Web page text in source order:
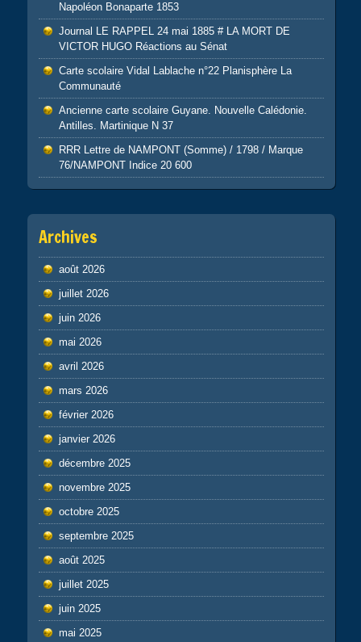
Napoléon Bonaparte 1853
Journal LE RAPPEL 24 mai 1885 # LA MORT DE
VICTOR HUGO Réactions au Sénat
Carte scolaire Vidal Lablache n°22 Planisphère La
Communauté
Ancienne carte scolaire Guyane. Nouvelle Calédonie.
Antilles. Martinique N 37
RRR Lettre de NAMPONT (Somme) / 1798 / Marque
76/NAMPONT Indice 20 600
Archives
août 2026
juillet 2026
juin 2026
mai 2026
avril 2026
mars 2026
février 2026
janvier 2026
décembre 2025
novembre 2025
octobre 2025
septembre 2025
août 2025
juillet 2025
juin 2025
mai 2025